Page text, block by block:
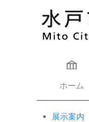
ホーム
展示案内